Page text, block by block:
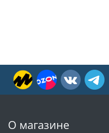
О магазине